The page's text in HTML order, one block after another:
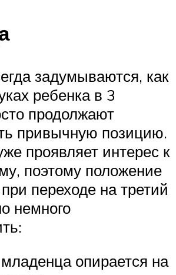
задумываются, как
ребенка в 3
продолжают
привычную позицию.
проявляет интерес к
поэтому положение
переходе на третий
немного
опирается на